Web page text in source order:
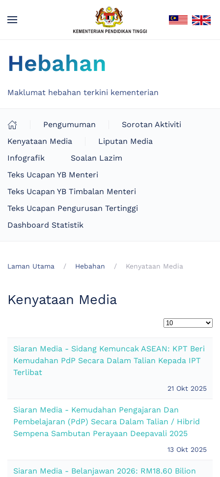
Hebahan
Maklumat hebahan terkini kementerian
Pengumuman
Sorotan Aktiviti
Kenyataan Media
Liputan Media
Infografik
Soalan Lazim
Teks Ucapan YB Menteri
Teks Ucapan YB Timbalan Menteri
Teks Ucapan Pengurusan Tertinggi
Dashboard Statistik
Laman Utama Hebahan Kenyataan Media
Kenyataan Media
Siaran Media - Sidang Kemuncak ASEAN: KPT Beri
Kemudahan PdP Secara Dalam Talian Kepada IPT
Terlibat
21 Okt 2025
Siaran Media - Kemudahan Pengajaran Dan
Pembelajaran (PdP) Secara Dalam Talian / Hibrid
Sempena Sambutan Perayaan Deepavali 2025
13 Okt 2025
Siaran Media - Belanjawan 2026: RM18.60 Bilion